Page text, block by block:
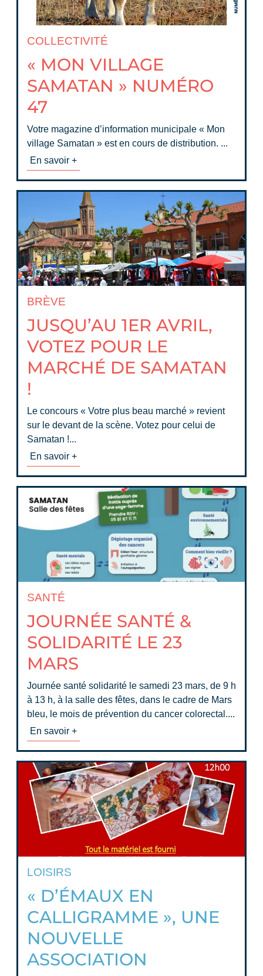
COLLECTIVITÉ
« MON VILLAGE
SAMATAN » NUMÉRO
47
Votre magazine d’information municipale « Mon
village Samatan » est en cours de distribution. ...
En savoir +
BRÈVE
JUSQU’AU 1ER AVRIL,
VOTEZ POUR LE
MARCHÉ DE SAMATAN
!
Le concours « Votre plus beau marché » revient
sur le devant de la scène. Votez pour celui de
Samatan !...
En savoir +
SANTÉ
JOURNÉE SANTÉ &
SOLIDARITÉ LE 23
MARS
Journée santé solidarité le samedi 23 mars, de 9 h
à 13 h, à la salle des fêtes, dans le cadre de Mars
bleu, le mois de prévention du cancer colorectal....
En savoir +
LOISIRS
« D’ÉMAUX EN
CALLIGRAMME », UNE
NOUVELLE
ASSOCIATION